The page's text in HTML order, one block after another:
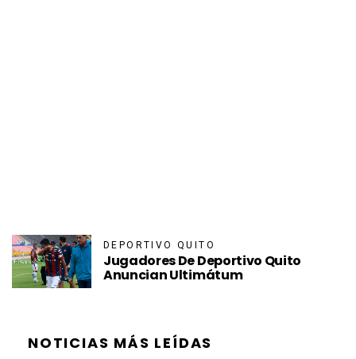
DEPORTIVO QUITO
Jugadores De Deportivo Quito
Anuncian Ultimátum
NOTICIAS MÁS LEÍDAS